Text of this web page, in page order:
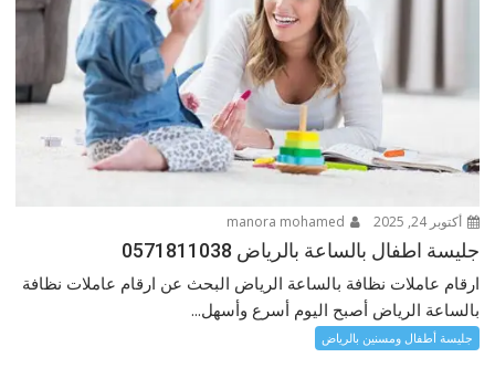
أكتوبر 24, 2025
جليسة اطفال بالساعة بالرياض 0571811038
ارقام عاملات نظافة بالساعة الرياض البحث عن ارقام عاملات نظافة
بالساعة الرياض أصبح اليوم أسرع وأسهل...
جليسة أطفال ومسنين بالرياض